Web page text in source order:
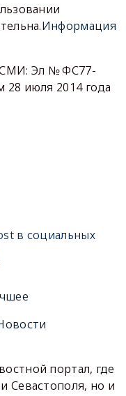
Информация
СМИ: Эл № ФС77-
июля 2014 года
в социальных
портал, где
Севастополя, но и